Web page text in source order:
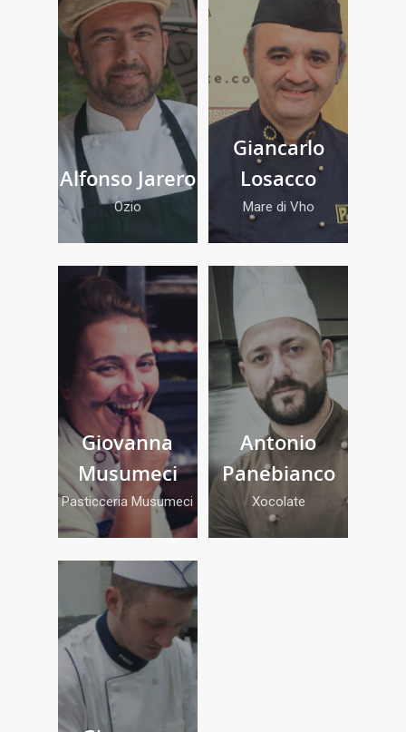
Alfonso Jarero
Ozio
Giancarlo
Losacco
Mare di Vho
Giovanna
Musumeci
Pasticceria Musumeci
Antonio
Panebianco
Xocolate